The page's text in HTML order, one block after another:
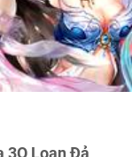
3Q Loạn Đả